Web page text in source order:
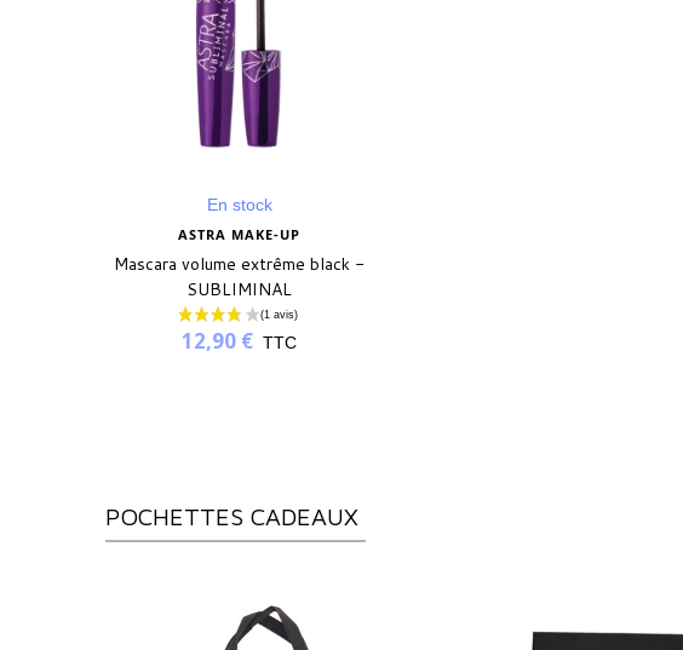
En stock
ASTRA MAKE-UP
Mascara volume extrême black -
SUBLIMINAL
12,90 € TTC
POCHETTES CADEAUX